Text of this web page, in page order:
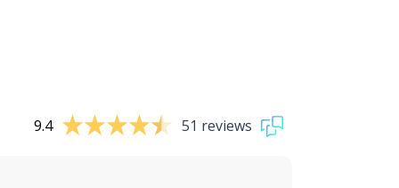
9.4 51 reviews